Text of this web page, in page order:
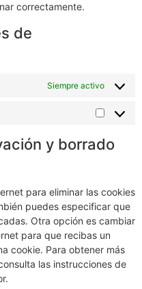
correctamente.
de
Siempre activo
y borrado
para eliminar las cookies
puedes especificar que
Otra opción es cambiar
para que recibas un
cookie. Para obtener más
las instrucciones de